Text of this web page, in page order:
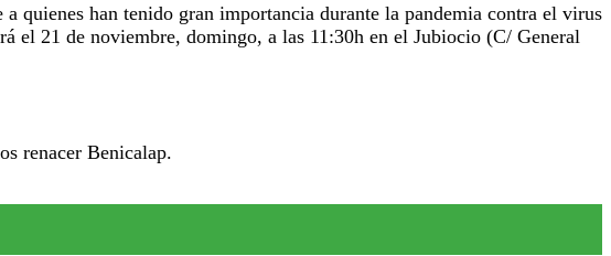
quienes han tenido gran importancia durante la pandemia contra el virus
el 21 de noviembre, domingo, a las 11:30h en el Jubiocio (C/ General
renacer Benicalap.